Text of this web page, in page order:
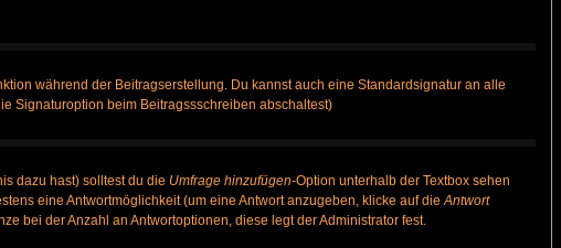
während der Beitragserstellung. Du kannst auch eine Standardsignatur an alle
Signaturoption beim Beitragssschreiben abschaltest)
dazu hast) solltest du die Umfrage hinzufügen-Option unterhalb der Textbox sehen
eine Antwortmöglichkeit (um eine Antwort anzugeben, klicke auf dieAntwort
bei der Anzahl an Antwortoptionen, diese legt der Administrator fest.